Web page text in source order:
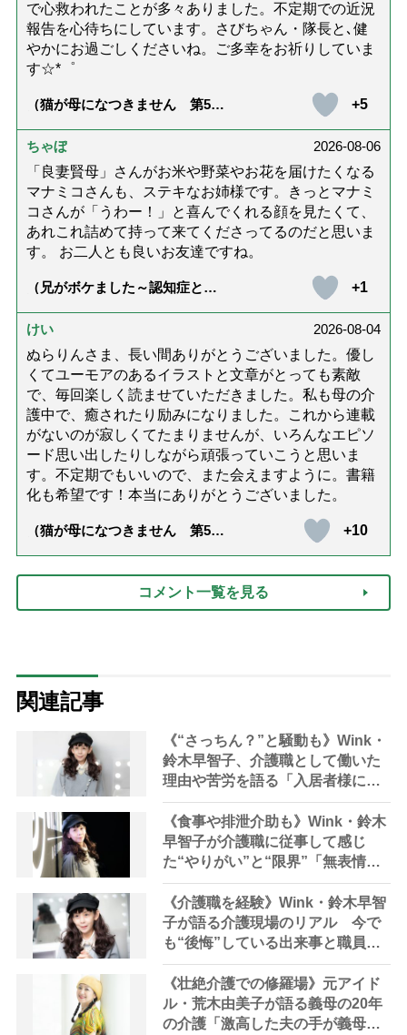
で心救われたことが多々ありました。不定期での近況
報告を心待ちにしています。さびちゃん・隊長と､健
やかにお過ごしくださいね。ご多幸をお祈りしていま
す☆*゜
（猫が母になつきません 第500
+5
ちゃぼ
2026-08-06
「良妻賢母」さんがお米や野菜やお花を届けたくなる
マナミコさんも、ステキなお姉様です。きっとマナミ
コさんが「うわー！」と喜んでくれる顔を見たくて、
あれこれ詰めて持って来てくださってるのだと思いま
す。 お二人とも良いお友達ですね。
（兄がボケました～認知症と介
達』が届きました」）
+1
けい
2026-08-04
ぬらりんさま、長い間ありがとうございました。優し
くてユーモアのあるイラストと文章がとっても素敵
で、毎回楽しく読ませていただきました。私も母の介
護中で、癒されたり励みになりました。これから連載
がないのが寂しくてたまりませんが、いろんなエピソ
ード思い出したりしながら頑張っていこうと思いま
す。不定期でもいいので、また会えますように。書籍
化も希望です！本当にありがとうございました。
（猫が母になつきません 第500
+10
コメント一覧を見る
関連記事
《“さっちん？”と騒動も》Wink・
鈴木早智子、介護職として働いた
理由や苦労を語る「入居者様に蹴
飛ばされたことも」「夜勤は1人体
制。仮眠をとる時間もなかった」
《食事や排泄介助も》Wink・鈴木
早智子が介護職に従事して感じ
た“やりがい”と“限界”「無表情だ
った入居者様が笑うのがうれしか
った」
《介護職を経験》Wink・鈴木早智
子が語る介護現場のリアル 今で
も“後悔”している出来事と職員の
待遇改善の必要性「想像以上に“過
酷”だとやめていく人が多かった」
《壮絶介護での修羅場》元アイド
ル・荒木由美子が語る義母の20年
の介護「激高した夫の手が義母の